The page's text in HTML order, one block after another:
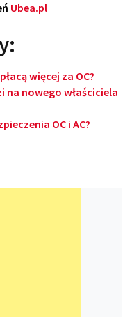
Ubea.pl
więcej za OC?
na nowego właściciela
OC i AC?